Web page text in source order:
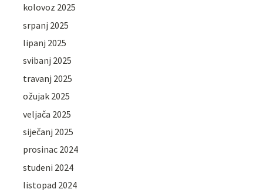
kolovoz 2025
srpanj 2025
lipanj 2025
svibanj 2025
travanj 2025
ožujak 2025
veljača 2025
siječanj 2025
prosinac 2024
studeni 2024
listopad 2024